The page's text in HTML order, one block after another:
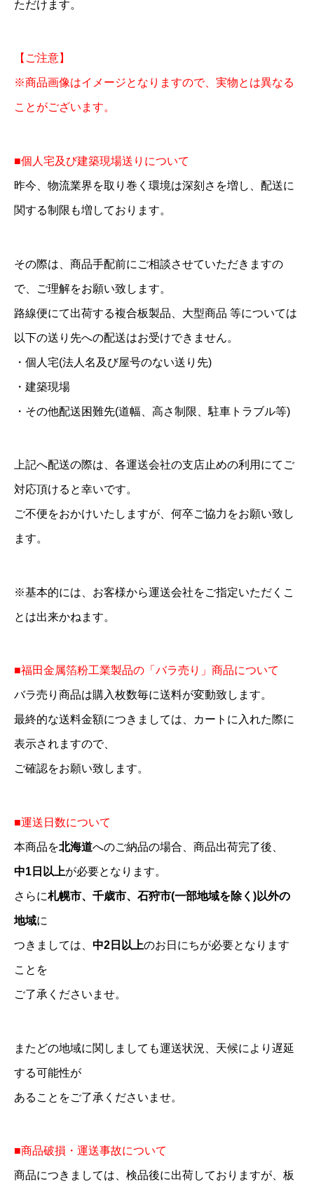
ただけます。
【ご注意】
※商品画像はイメージとなりますので、実物とは異なる
ことがございます。
■個人宅及び建築現場送りについて
昨今、物流業界を取り巻く環境は深刻さを増し、配送に
関する制限も増しております。
その際は、商品手配前にご相談させていただきますの
で、ご理解をお願い致します。
路線便にて出荷する複合板製品、大型商品 等については
以下の送り先への配送はお受けできません。
・個人宅(法人名及び屋号のない送り先)
・建築現場
・その他配送困難先(道幅、高さ制限、駐車トラブル等)
上記へ配送の際は、各運送会社の支店止めの利用にてご
対応頂けると幸いです。
ご不便をおかけいたしますが、何卒ご協力をお願い致し
ます。
※基本的には、お客様から運送会社をご指定いただくこ
とは出来かねます。
■福田金属箔粉工業製品の「バラ売り」商品について
バラ売り商品は購入枚数毎に送料が変動致します。
最終的な送料金額につきましては、カートに入れた際に
表示されますので、
ご確認をお願い致します。
■運送日数について
本商品を北海道へのご納品の場合、商品出荷完了後、
中1日以上が必要となります。
さらに札幌市、千歳市、石狩市(一部地域を除く)以外の
地域に
つきましては、 中2日以上のお日にちが必要となります
ことを
ご了承くださいませ。
またどの地域に関しましても運送状況、天候により遅延
する可能性が
あることをご了承くださいませ。
■商品破損・運送事故について
商品につきましては、検品後に出荷しておりますが、板